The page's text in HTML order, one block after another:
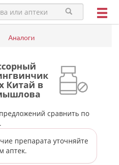
Аналоги
Китай в
предложений сравнить по
препарата уточняйте
аптек.